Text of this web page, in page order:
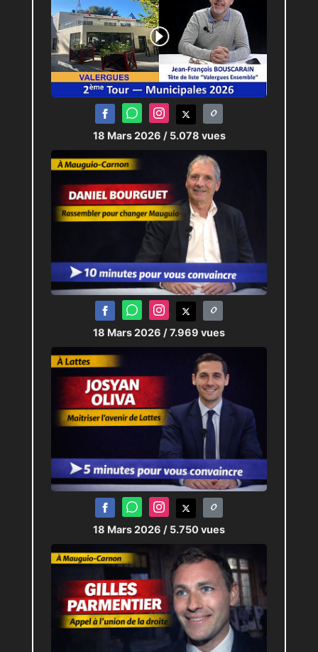
18 Mars 2026 / 5.078 vues
18 Mars 2026 / 7.969 vues
18 Mars 2026 / 5.750 vues